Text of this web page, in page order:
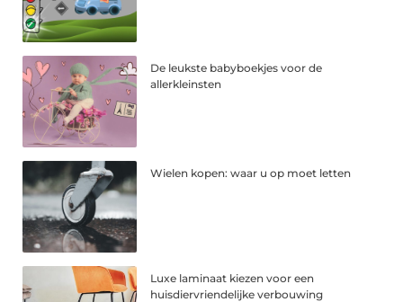
De leukste babyboekjes voor de
allerkleinsten
Wielen kopen: waar u op moet letten
Luxe laminaat kiezen voor een
huisdiervriendelijke verbouwing